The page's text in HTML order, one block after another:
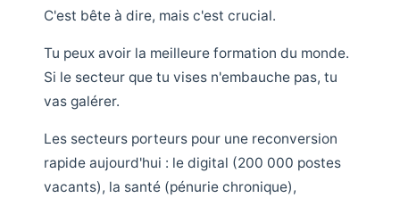
C'est bête à dire, mais c'est crucial.
Tu peux avoir la meilleure formation du monde.
Si le secteur que tu vises n'embauche pas, tu
vas galérer.
Les secteurs porteurs pour une reconversion
rapide aujourd'hui : le digital (200 000 postes
vacants), la santé (pénurie chronique),